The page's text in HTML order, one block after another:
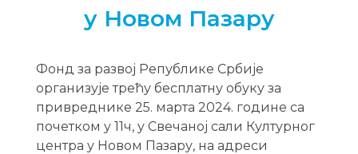
у Новом Пазару
Фонд за развој Републике Србије
организује трећу бесплатну обуку за
привреднике 25. марта 2024. године са
почетком у 11ч, у Свечаној сали Културног
центра у Новом Пазару, на адреси